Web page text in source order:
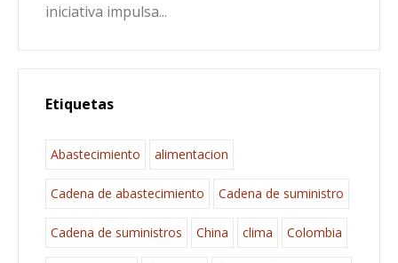
iniciativa impulsa...
Etiquetas
Abastecimiento alimentacion
Cadena de abastecimiento Cadena de suministro
Cadena de suministros China clima Colombia